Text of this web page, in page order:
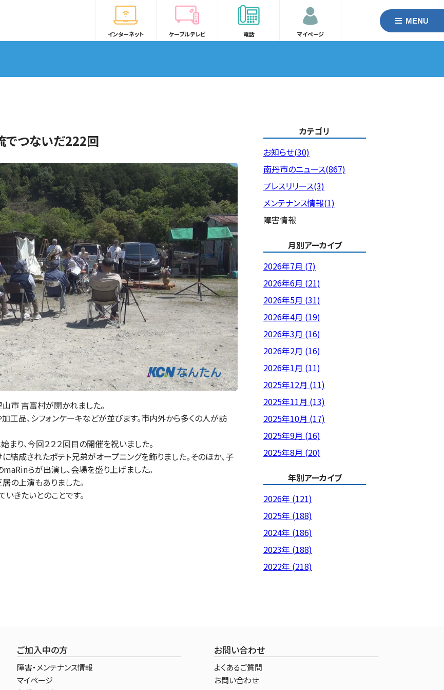
インターネット ケーブルテレビ 電話 マイページ
MENU
つないだ222回
市 吉富村が開かれました。
品、シフォンケーキなどが並びます。市内外から多くの人が訪
り、今回２２２回目の開催を祝いました。
結成されたポテト兄弟がオープニングを飾りました。そのほか、子
らが出演し、会場を盛り上げました。
の上演もありました。
きたいとのことです。
カテゴリ
お知らせ(30)
南丹市のニュース(867)
プレスリリース(3)
メンテナンス情報(1)
障害情報
月別アーカイブ
2026年7月 (7)
2026年6月 (21)
2026年5月 (31)
2026年4月 (19)
2026年3月 (16)
2026年2月 (16)
2026年1月 (11)
2025年12月 (11)
2025年11月 (13)
2025年10月 (17)
2025年9月 (16)
2025年8月 (20)
年別アーカイブ
2026年 (121)
2025年 (188)
2024年 (186)
2023年 (188)
2022年 (218)
ご加入中の方
障害・メンテナンス情報
マイページ
お問い合わせ
よくあるご質問
お問い合わせ